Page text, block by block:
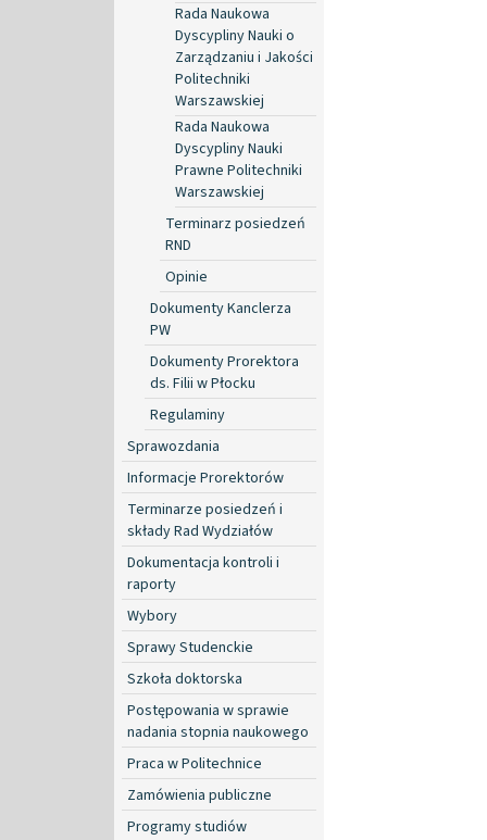
Rada Naukowa
Dyscypliny Nauki o
Zarządzaniu i Jakości
Politechniki
Warszawskiej
Rada Naukowa
Dyscypliny Nauki
Prawne Politechniki
Warszawskiej
Terminarz posiedzeń
RND
Opinie
Dokumenty Kanclerza
PW
Dokumenty Prorektora
ds. Filii w Płocku
Regulaminy
Sprawozdania
Informacje Prorektorów
Terminarze posiedzeń i
składy Rad Wydziałów
Dokumentacja kontroli i
raporty
Wybory
Sprawy Studenckie
Szkoła doktorska
Postępowania w sprawie
nadania stopnia naukowego
Praca w Politechnice
Zamówienia publiczne
Programy studiów